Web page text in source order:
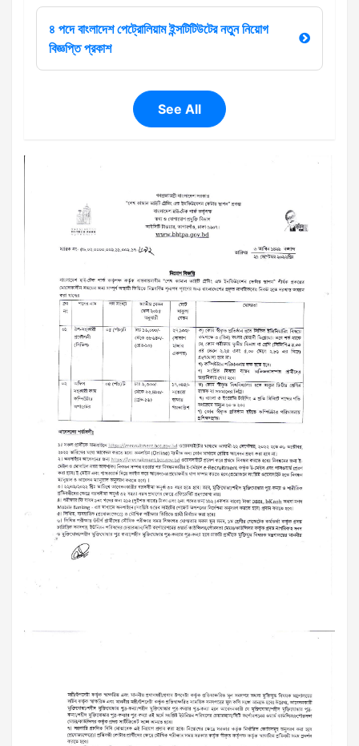
৪ পদে বাংলাদেশ পেট্রোলিয়াম ইন্সটিটিউটের নতুন নিয়োগ
বিজ্ঞপ্তি প্রকাশ
See All